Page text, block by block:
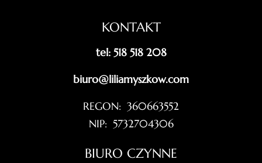
KONTAKT
tel: 518 518 208
biuro@liliamyszkow.com
REGON: 360663552
NIP: 5732704306
BIURO CZYNNE